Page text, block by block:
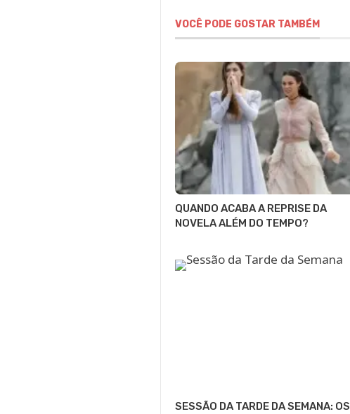
VOCÊ PODE GOSTAR TAMBÉM
QUANDO ACABA A REPRISE DA
NOVELA ALÉM DO TEMPO?
SESSÃO DA TARDE DA SEMANA: OS